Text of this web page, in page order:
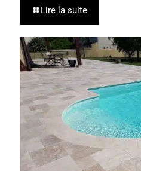
Lire la suite